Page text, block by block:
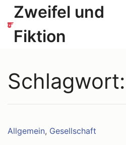
Zum
Inhalt
springen
Zweifel und
Fiktion
Schlagwort:
Kategorien:
Allgemein, Gesellschaft